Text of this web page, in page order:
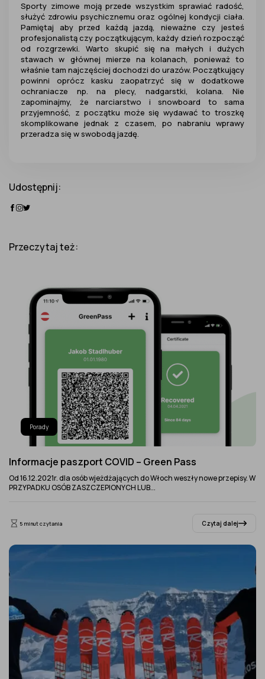
Sporty zimowe moją przede wszystkim sprawiać radość,
służyć zdrowiu psychicznemu oraz ogólnej kondycji ciała.
Pamiętaj aby przed każdą jazdą, nieważne czy jesteś
profesjonalistą czy początkującym, każdy dzień rozpocząć
od rozgrzewki. Warto skupić się na małych i dużych
stawach w głównej mierze na kolanach, ponieważ to
właśnie tam najczęściej dochodzi do urazów. Początkujący
powinni oprócz kasku zaopatrzyć się w dodatkowe
ochraniacze np. na plecy, nadgarstki, kolana. Nie
zapominajmy, że narciarstwo i snowboard to sama
przyjemność, z początku może się wydawać to troszkę
skomplikowane jednak z czasem, po nabraniu wprawy
przeradza się w swobodą jazdę.
Udostępnij:
Przeczytaj też:
Porady
Informacje paszport COVID – Green Pass
Od 16.12.2021r. dla osób wjeżdżających do Włoch weszły nowe przepisy. W
PRZYPADKU OSÓB ZASZCZEPIONYCH LUB...
5 minut czytania Czytaj dalej